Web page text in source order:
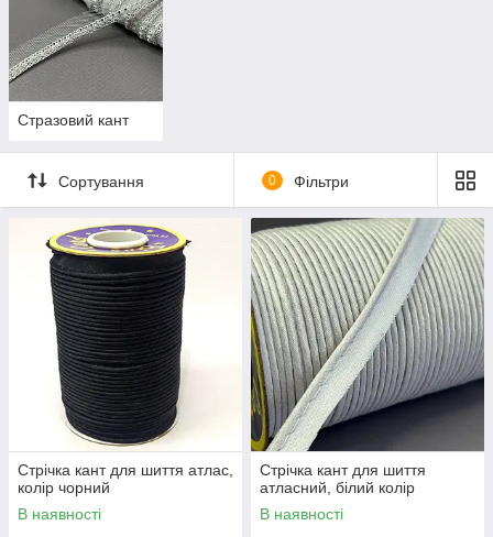
Стразовий кант
Сортування 0 Фільтри
Стрічка кант для шиття атлас,
колір чорний
В наявності
Стрічка кант для шиття
атласний, білий колір
В наявності